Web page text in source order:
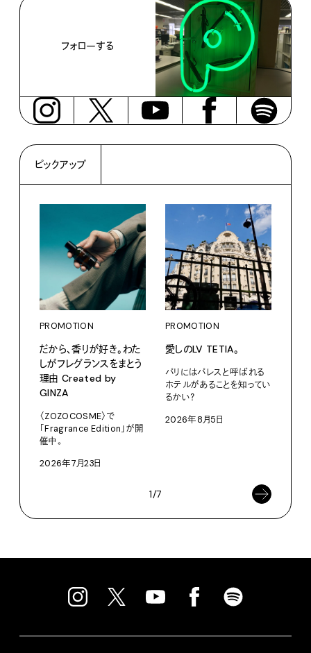
フォローする
ピックアップ
PROMOTION
だから、香りが好き。わた
しがフレグランスをまとう
理由 Created by
GINZA
〈ZOZOCOSME〉で
「Fragrance Edition」が開
催中。
2026年7月23日
PROMOTION
愛しのLV TETIA。
パリにはパレスと呼ばれる
ホテルがあることを知ってい
るかい？
2026年8月5日
1/7